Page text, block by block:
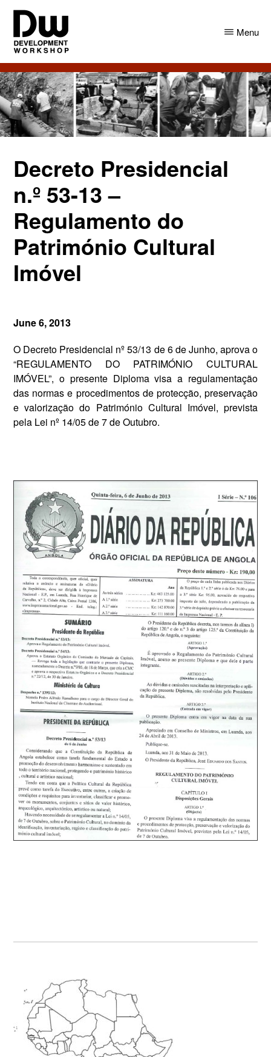
Skip
main
content
Skip
primary
sidebar
DW
Angola
Development
Workshop
Angola
Menu
Decreto Presidencial
n.º 53-13 –
Regulamento do
Património Cultural
Imóvel
June 6, 2013
O Decreto Presidencial nº 53/13 de 6 de Junho, aprova o
“REGULAMENTO DO PATRIMÓNIO CULTURAL
IMÓVEL”, o presente Diploma visa a regulamentação
das normas e procedimentos de protecção, preservação
e valorização do Património Cultural Imóvel, prevista
pela Lei nº 14/05 de 7 de Outubro.
Primary
Sidebar